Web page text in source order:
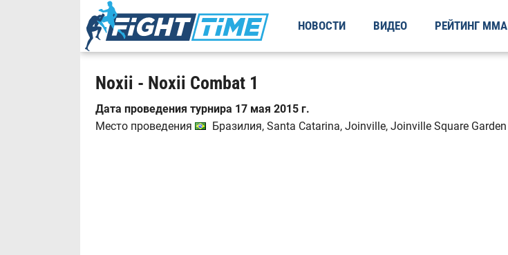
НОВОСТИ ВИДЕО РЕЙТИНГ ММА
Noxii - Noxii Combat 1
Дата проведения турнира 17 мая 2015 г.
Место проведения
Бразилия, Santa Catarina, Joinville, Joinville Square Garden